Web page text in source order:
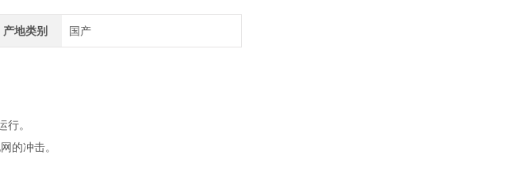
产地类别 国产
。
的冲击。